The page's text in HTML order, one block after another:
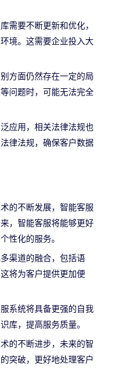
需要不断更新和优化，
境。这需要企业投入大
方面仍然存在一定的局
问题时，可能无法完全
应用，相关法律法规也
律法规，确保客户数据
的不断发展，智能客服
，智能客服将能够更好
性化的服务。
渠道的融合，包括语
将为客户提供更加便
系统将具备更强的自我
库，提高服务质量。
的不断进步，未来的智
突破，更好地处理客户